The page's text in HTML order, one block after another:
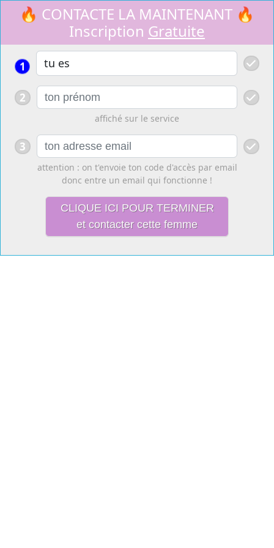
🔥 CONTACTE LA MAINTENANT 🔥
Inscription Gratuite
1
2
affiché sur le service
3
attention : on t'envoie ton code d'accès par email
donc entre un email qui fonctionne !
CLIQUE ICI POUR TERMINER
et contacter cette femme